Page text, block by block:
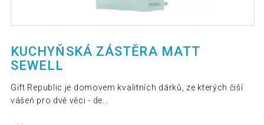
KUCHYŇSKÁ ZÁSTĚRA MATT
SEWELL
Gift Republic je domovem kvalitních dárků, ze kterých čiší
vášeň pro dvě věci - de...